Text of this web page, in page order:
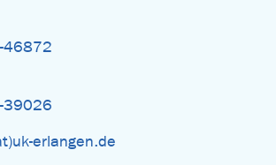
46872
39026
erlangen.de